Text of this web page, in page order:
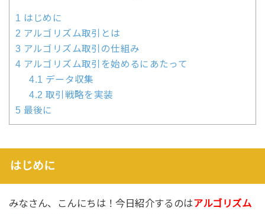
1 はじめに
2 アルゴリズム取引とは
3 アルゴリズム取引の仕組み
4 アルゴリズム取引を始めるにあたって
4.1 データ収集
4.2 取引戦略を実装
5 最後に
はじめに
みなさん、こんにちは！今日紹介するのはアルゴリズム